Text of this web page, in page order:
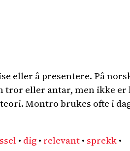
eller å presentere. På
eller antar, men ikke er
Montro brukes ofte i
• dig• relevant• sprekk•